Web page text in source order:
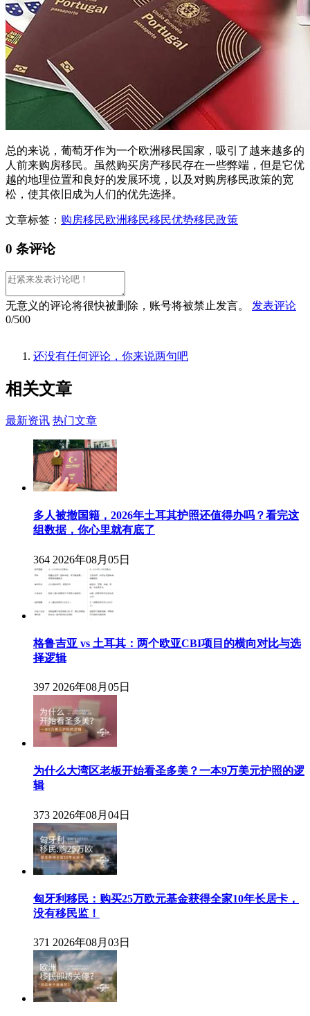
总的来说，葡萄牙作为一个欧洲移民国家，吸引了越来越多的
人前来购房移民。虽然购买房产移民存在一些弊端，但是它优
越的地理位置和良好的发展环境，以及对购房移民政策的宽
松，使其依旧成为人们的优先选择。
文章标签： 购房移民欧洲移民移民优势移民政策
0 条评论
无意义的评论将很快被删除，账号将被禁止发言。
发表评论
0/500
还没有任何评论，你来说两句吧
相关文章
最新资讯 热门文章
多人被撤国籍，2026年土耳其护照还值得办吗？看完这
组数据，你心里就有底了
364 2026年08月05日
格鲁吉亚 vs 土耳其：两个欧亚CBI项目的横向对比与选
择逻辑
397 2026年08月05日
为什么大湾区老板开始看圣多美？一本9万美元护照的逻
辑
373 2026年08月04日
匈牙利移民：购买25万欧元基金获得全家10年长居卡，
没有移民监！
371 2026年08月03日